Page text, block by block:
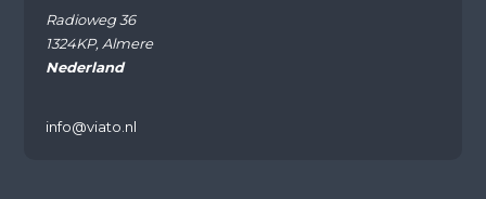
Radioweg 36
1324KP, Almere
Nederland
info@viato.nl